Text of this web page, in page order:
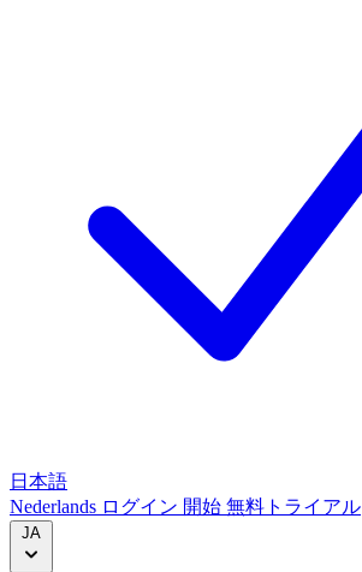
日本語
Nederlands ログイン 開始 無料トライアル
JA